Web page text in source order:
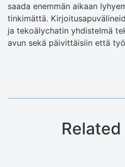
saada enemmän aikaan
tinkimättä.
ja tekoälychatin yhdistelmä
avun sekä päivittäisiin että
Related